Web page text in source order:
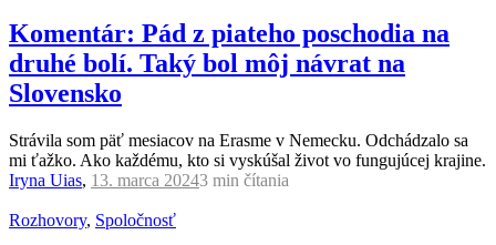
Komentár: Pád z piateho poschodia na
druhé bolí. Taký bol môj návrat na
Slovensko
Strávila som päť mesiacov na Erasme v Nemecku. Odchádzalo sa
mi ťažko. Ako každému, kto si vyskúšal život vo fungujúcej krajine.
Iryna Uias, 13. marca 20243 min čítania
Rozhovory, Spoločnosť